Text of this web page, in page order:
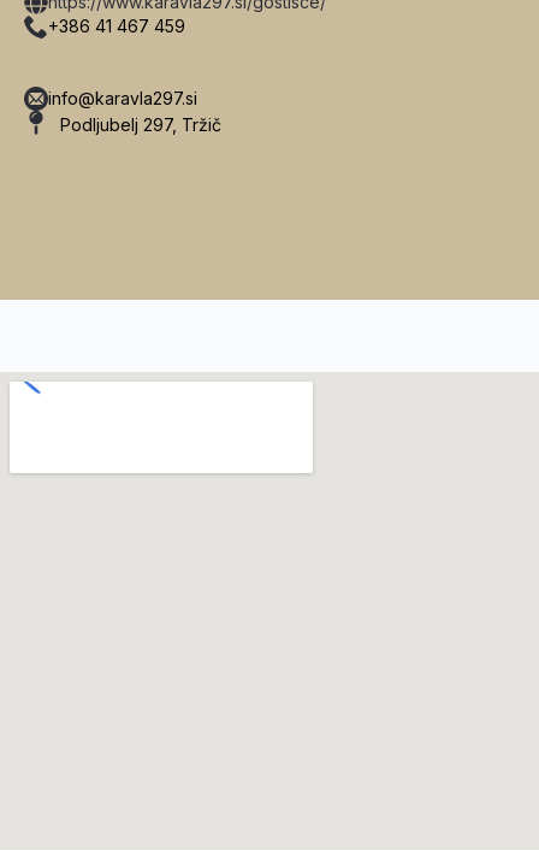
+386 41 467 459
info@karavla297.si
Podljubelj 297, Tržič